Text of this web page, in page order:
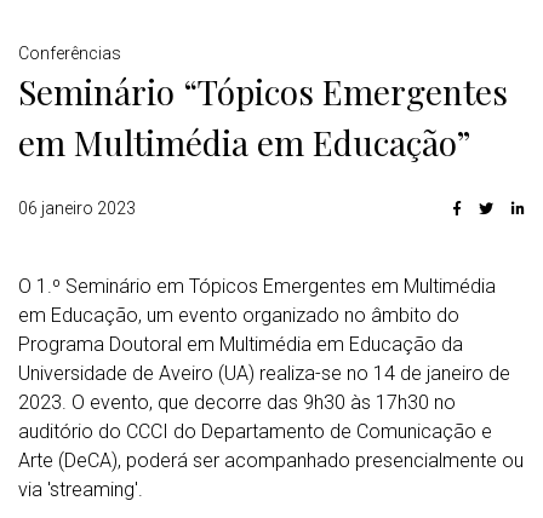
Detalhes
Conferências
Seminário “Tópicos Emergentes
em Multimédia em Educação”
06 janeiro 2023
O 1.º Seminário em Tópicos Emergentes em Multimédia
em Educação, um evento organizado no âmbito do
Programa Doutoral em Multimédia em Educação da
Universidade de Aveiro (UA) realiza-se no 14 de janeiro de
2023. O evento, que decorre das 9h30 às 17h30 no
auditório do CCCI do Departamento de Comunicação e
Arte (DeCA), poderá ser acompanhado presencialmente ou
via 'streaming'.